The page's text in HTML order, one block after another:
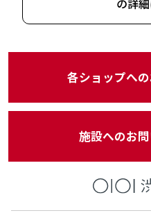
の詳
各ショップへ
施設へのお